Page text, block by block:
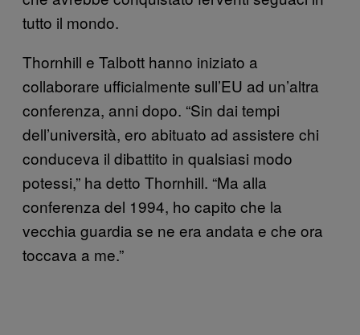
tutto il mondo.
Thornhill e Talbott hanno iniziato a
collaborare ufficialmente sull’EU ad un’altra
conferenza, anni dopo. “Sin dai tempi
dell’università, ero abituato ad assistere chi
conduceva il dibattito in qualsiasi modo
potessi,” ha detto Thornhill. “Ma alla
conferenza del 1994, ho capito che la
vecchia guardia se ne era andata e che ora
toccava a me.”